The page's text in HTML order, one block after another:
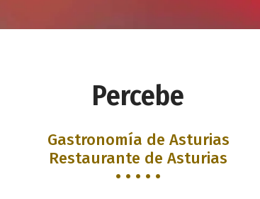
Percebe
Gastronomía de Asturias
Restaurante de Asturias
• • • • •